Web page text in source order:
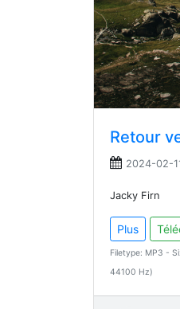
Retour
2024-02-
Jacky Firn
Plus
Filetype: MP3 -
44100 Hz)